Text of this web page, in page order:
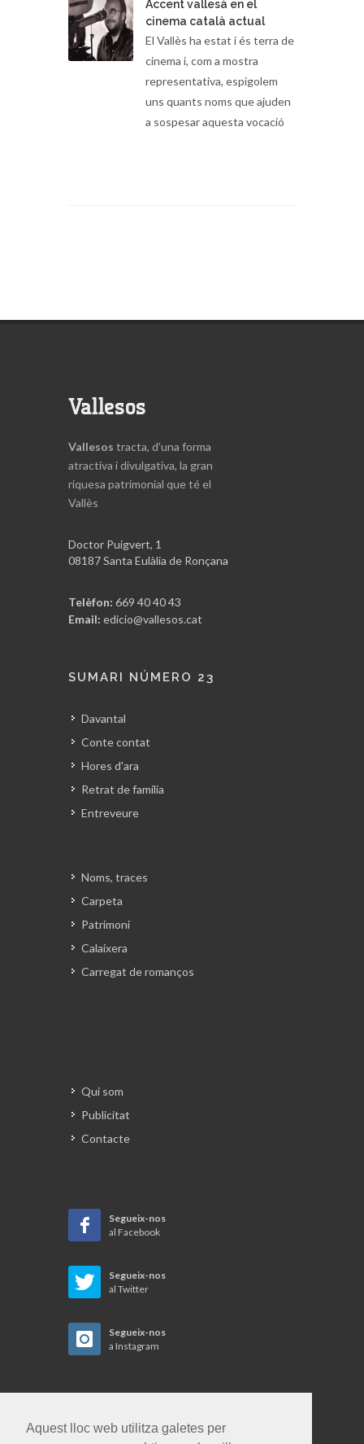
Aquest lloc web utilitza galetes per
Accent vallesà en el
cinema català actual
El Vallès ha estat i és terra de
cinema i, com a mostra
representativa, espigolem
uns quants noms que ajuden
a sospesar aquesta vocació
Vallesos
Vallesos tracta, d’una forma
atractiva i divulgativa, la gran
riquesa patrimonial que té el
Vallès
Doctor Puigvert, 1
08187 Santa Eulàlia de Ronçana
Telèfon: 669 40 40 43
Email: edicio@vallesos.cat
SUMARI NÚMERO 23
Davantal
Conte contat
Hores d'ara
Retrat de família
Entreveure
Noms, traces
Carpeta
Patrimoni
Calaixera
Carregat de romanços
Qui som
Publicitat
Contacte
Segueix-nos
al Facebook
Segueix-nos
al Twitter
Segueix-nos
a Instagram